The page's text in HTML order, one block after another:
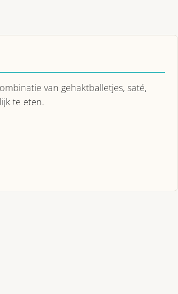
van gehaktballetjes, saté,
te eten.